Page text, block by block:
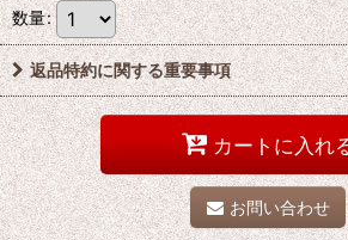
数量:
返品特約に関する重要事項
カートに入れ
お問い合わせ